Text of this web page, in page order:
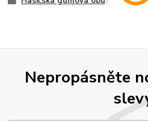
Nepropásněte